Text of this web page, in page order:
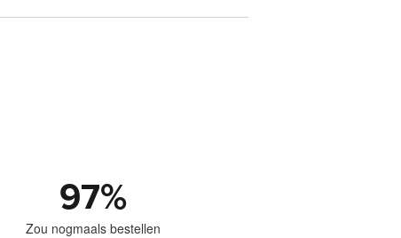
97%
Zou nogmaals bestellen